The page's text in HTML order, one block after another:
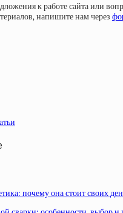
к работе сайта или
напишите нам через
почему она стоит своих